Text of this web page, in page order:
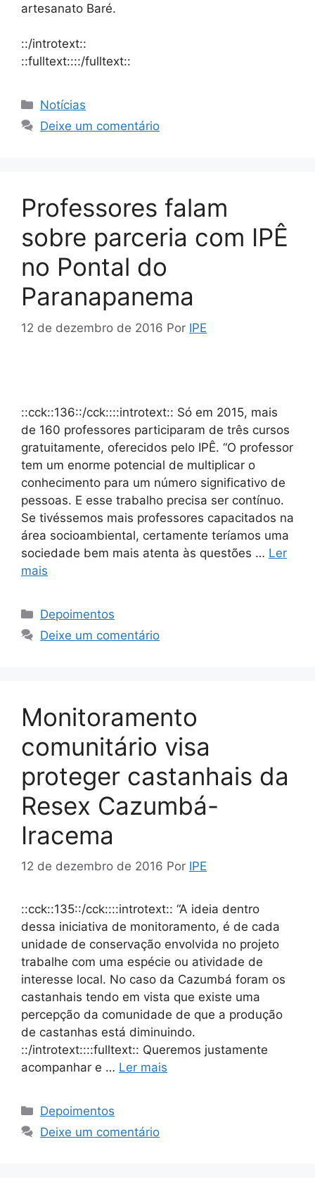
artesanato Baré.
::/introtext::
::fulltext::::/fulltext::
Notícias
Deixe um comentário
Professores falam
sobre parceria com IPÊ
no Pontal do
Paranapanema
12 de dezembro de 2016 Por IPE
::cck::136::/cck::::introtext:: Só em 2015, mais
de 160 professores participaram de três cursos
gratuitamente, oferecidos pelo IPÊ. “O professor
tem um enorme potencial de multiplicar o
conhecimento para um número significativo de
pessoas. E esse trabalho precisa ser contínuo.
Se tivéssemos mais professores capacitados na
área socioambiental, certamente teríamos uma
sociedade bem mais atenta às questões … Ler
mais
Depoimentos
Deixe um comentário
Monitoramento
comunitário visa
proteger castanhais da
Resex Cazumbá-
Iracema
12 de dezembro de 2016 Por IPE
::cck::135::/cck::::introtext:: “A ideia dentro
dessa iniciativa de monitoramento, é de cada
unidade de conservação envolvida no projeto
trabalhe com uma espécie ou atividade de
interesse local. No caso da Cazumbá foram os
castanhais tendo em vista que existe uma
percepção da comunidade de que a produção
de castanhas está diminuindo.
::/introtext::::fulltext:: Queremos justamente
acompanhar e … Ler mais
Depoimentos
Deixe um comentário